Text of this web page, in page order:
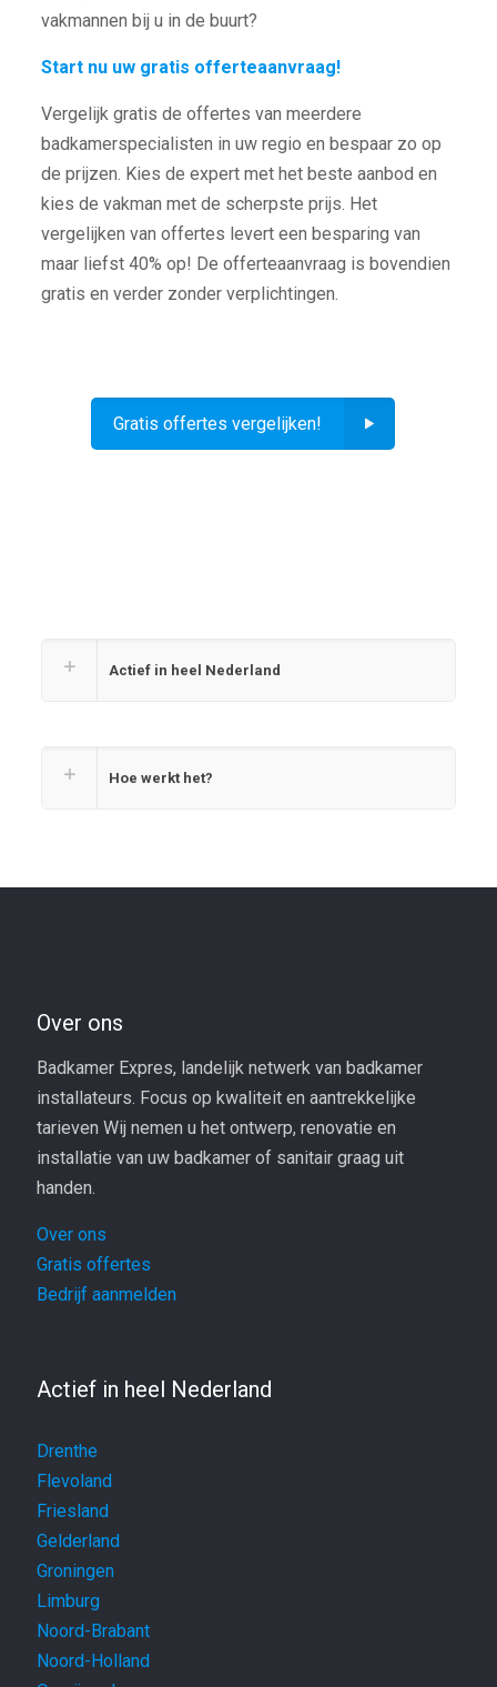
vakmannen bij u in de buurt?
Start nu uw gratis offerteaanvraag!
Vergelijk gratis de offertes van meerdere
badkamerspecialisten in uw regio en bespaar zo op
de prijzen. Kies de expert met het beste aanbod en
kies de vakman met de scherpste prijs. Het
vergelijken van offertes levert een besparing van
maar liefst 40% op! De offerteaanvraag is bovendien
gratis en verder zonder verplichtingen.
Gratis offertes vergelijken!
Actief in heel Nederland
Hoe werkt het?
Over ons
Badkamer Expres, landelijk netwerk van badkamer
installateurs. Focus op kwaliteit en aantrekkelijke
tarieven Wij nemen u het ontwerp, renovatie en
installatie van uw badkamer of sanitair graag uit
handen.
Over ons
Gratis offertes
Bedrijf aanmelden
Actief in heel Nederland
Drenthe
Flevoland
Friesland
Gelderland
Groningen
Limburg
Noord-Brabant
Noord-Holland